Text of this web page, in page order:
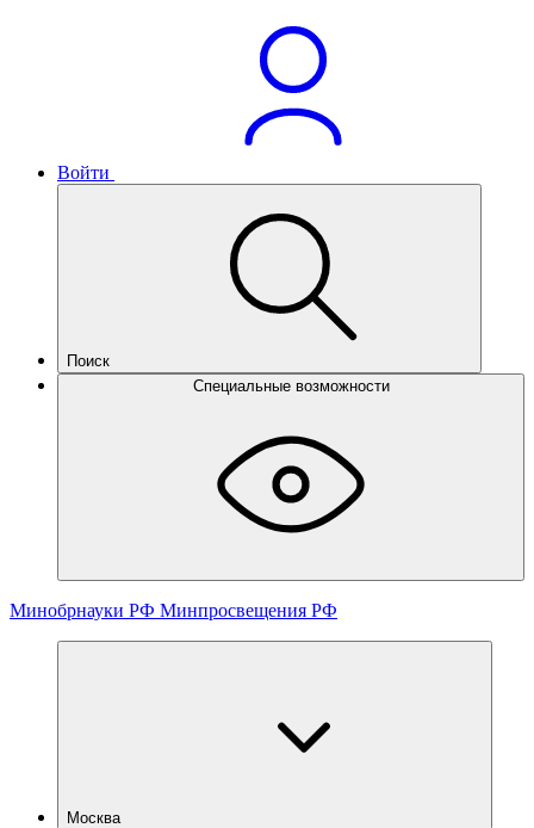
Войти
Поиск
Специальные возможности
Минобрнауки РФ Минпросвещения РФ
Москва